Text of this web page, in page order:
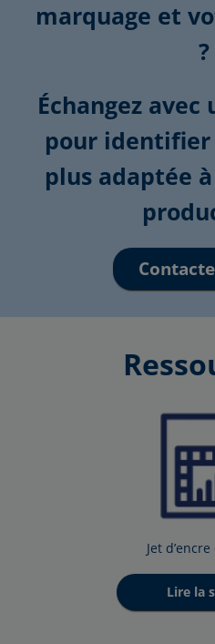
marquage et
?
Échangez
pour
plus adaptée
Jet
Lire la